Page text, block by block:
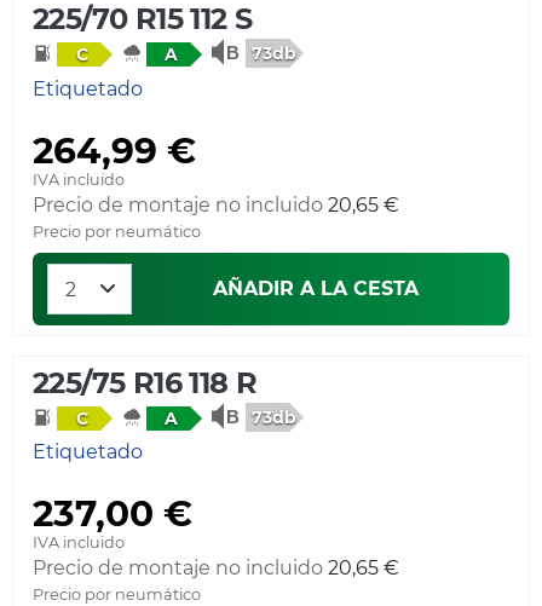
225/70 R15 112 S
C A 73db
Etiquetado
264,99 €
IVA incluido
Precio de montaje no incluido 20,65 €
Precio por neumático
AÑADIR A LA CESTA
225/75 R16 118 R
C A 73db
Etiquetado
237,00 €
IVA incluido
Precio de montaje no incluido 20,65 €
Precio por neumático